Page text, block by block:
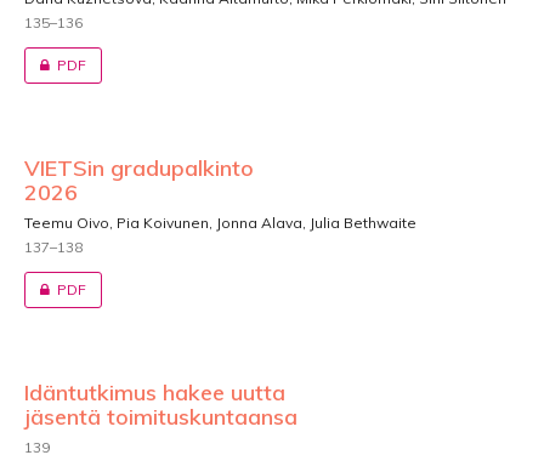
135–136
PDF
VIETSin gradupalkinto
2026
Teemu Oivo, Pia Koivunen, Jonna Alava, Julia Bethwaite
137–138
PDF
Idäntutkimus hakee uutta
jäsentä toimituskuntaansa
139